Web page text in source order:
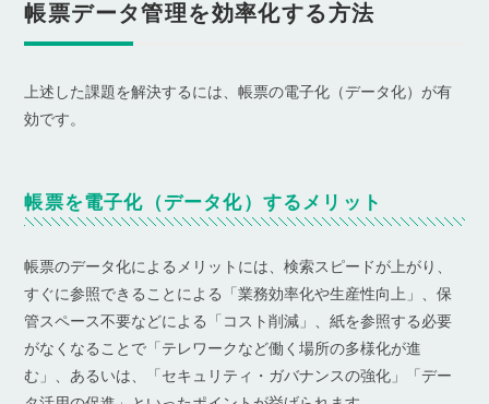
帳票データ管理を効率化する方法
上述した課題を解決するには、帳票の電子化（データ化）が有
効です。
帳票を電子化（データ化）するメリット
帳票のデータ化によるメリットには、検索スピードが上がり、
すぐに参照できることによる「業務効率化や生産性向上」、保
管スペース不要などによる「コスト削減」、紙を参照する必要
がなくなることで「テレワークなど働く場所の多様化が進
む」、あるいは、「セキュリティ・ガバナンスの強化」「デー